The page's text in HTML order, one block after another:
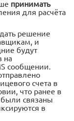
принимать
для расчёта
решение
и
будут
на
сообщении.
счета в
что ранее в
связаны
в